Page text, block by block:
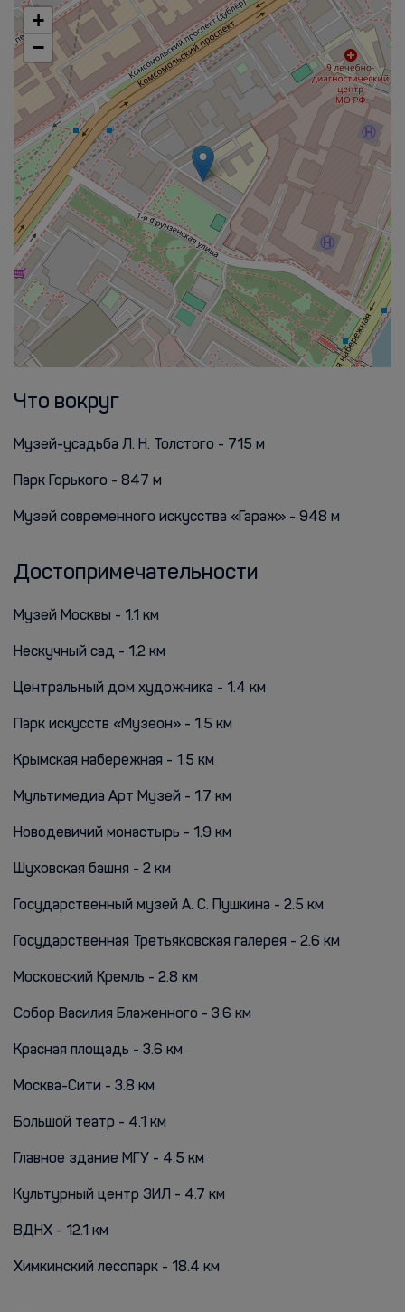
+
−
Что вокруг
Музей-усадьба Л. Н. Толстого - 715 м
Парк Горького - 847 м
Музей современного искусства «Гараж» - 948 м
Достопримечательности
Музей Москвы - 1.1 км
Нескучный сад - 1.2 км
Центральный дом художника - 1.4 км
Парк искусств «Музеон» - 1.5 км
Крымская набережная - 1.5 км
Мультимедиа Арт Музей - 1.7 км
Новодевичий монастырь - 1.9 км
Шуховская башня - 2 км
Государственный музей А. С. Пушкина - 2.5 км
Государственная Третьяковская галерея - 2.6 км
Московский Кремль - 2.8 км
Собор Василия Блаженного - 3.6 км
Красная площадь - 3.6 км
Москва-Сити - 3.8 км
Большой театр - 4.1 км
Главное здание МГУ - 4.5 км
Культурный центр ЗИЛ - 4.7 км
ВДНХ - 12.1 км
Химкинский лесопарк - 18.4 км